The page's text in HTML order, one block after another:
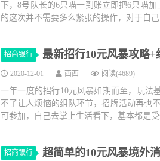
下，8号队长的6只喵一到账立即把6只喵
的这次并不需要多么紧张的操作，对于自
招商银行 最新招行10元风暴攻略+
2020-12-01 西西 阅读(4689)
一年一度的招行10元风暴如期而至，玩法
不了让人烦恼的组队环节，招牌活动再也
可参加，自己去掌上生活看下，基本都是
招商银行 超简单的10元风暴境外